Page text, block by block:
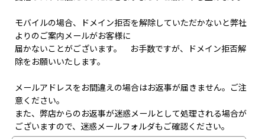
モバイルの場合、ドメイン拒否を解除していただかないと弊社
よりのご案内メールがお客様に
届かないことがございます。 お手数ですが、ドメイン拒否解
除をお願いいたします。
メールアドレスをお間違えの場合はお返事が届きません。ご注
意ください。
また、弊店からのお返事が迷惑メールとして処理される場合が
ございますので、迷惑メールフォルダもご確認ください。